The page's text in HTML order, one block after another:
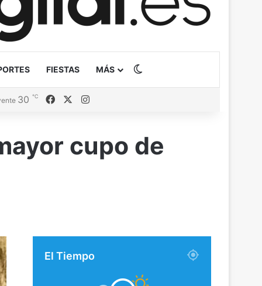
FIESTAS MÁS
30 ℃ FacebookInstagram
cupo de
El Tiempo